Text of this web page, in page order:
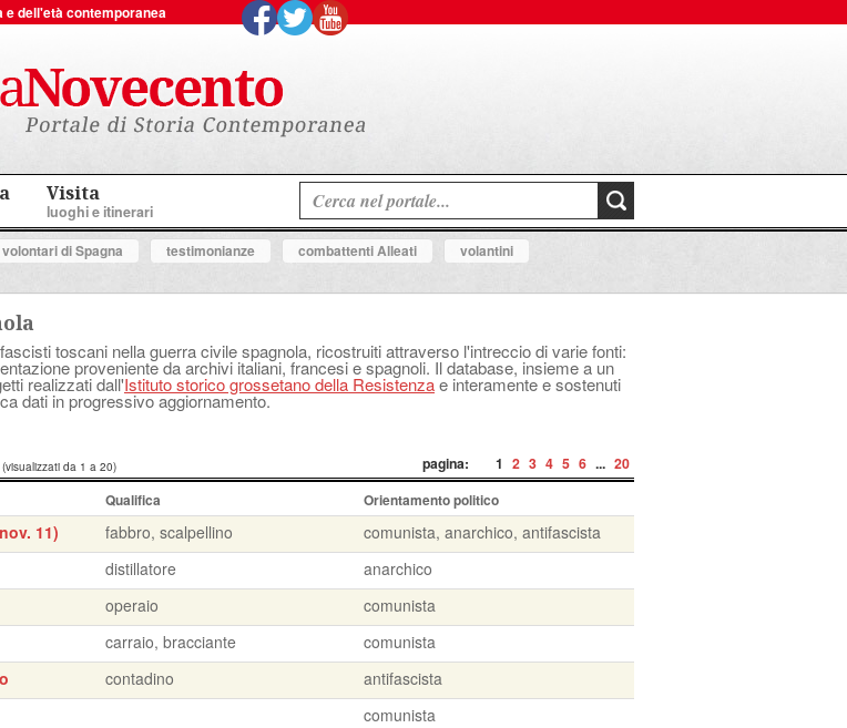
e dell'età contemporanea
Visita
luoghi e itinerari
volontari di Spagna testimonianze combattenti Alleati
volantini
toscani nella guerra civile spagnola, ricostruiti attraverso l'intreccio di varie fonti:
proveniente da archivi italiani, francesi e spagnoli. Il database, insieme a un
realizzati dall'Istituto storico grossetano della Resistenzae interamente e sostenuti
dati in progressivo aggiornamento.
pagina: 1 2 3 4 5 6 ... 20
(visualizzati da 1 a 20)
Qualifica Orientamento politico
11) fabbro, scalpellino
comunista, anarchico, antifascista
distillatore
anarchico
operaio
comunista
carraio, bracciante
comunista
contadino
antifascista
comunista